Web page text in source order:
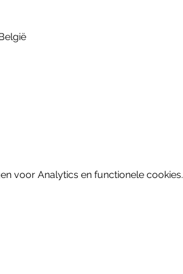
voor Analytics en functionele cookies.